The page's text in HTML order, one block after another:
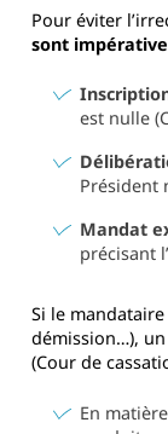
Pour éviter
sont
est nulle
Président
Mandat
précisant
Si le
démission…), un
(Cour de
En